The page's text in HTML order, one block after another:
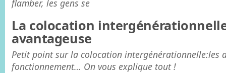
flamber, les gens se
La colocation
avantageuse
Petit point sur la colocation intergénérationnelle:les
fonctionnement… On vous explique tout !